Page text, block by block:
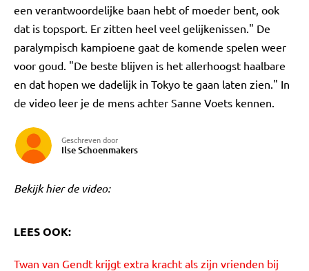
een verantwoordelijke baan hebt of moeder bent, ook
dat is topsport. Er zitten heel veel gelijkenissen." De
paralympisch kampioene gaat de komende spelen weer
voor goud. "De beste blijven is het allerhoogst haalbare
en dat hopen we dadelijk in Tokyo te gaan laten zien." In
de video leer je de mens achter Sanne Voets kennen.
Geschreven door
Ilse Schoenmakers
Bekijk hier de video:
LEES OOK:
Twan van Gendt krijgt extra kracht als zijn vrienden bij